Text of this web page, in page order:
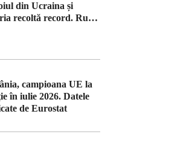
din Ucraina și
recoltă record. Rusia
campioana UE la
în iulie 2026. Datele
de Eurostat